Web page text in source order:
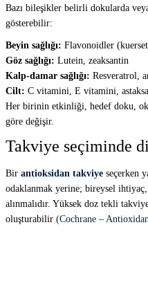
Bazı bileşikler belirli dokularda
gösterebilir:
Beyin sağlığı: Flavonoidler
Göz sağlığı: Lutein, zeaksantin
Kalp-damar sağlığı: Resveratrol,
Cilt: C vitamini, E vitamini,
Her birinin etkinliği, hedef doku,
göre değişir.
Takviye seçiminde
Bir antioksidan takviye seçerken
odaklanmak yerine; bireysel
alınmalıdır. Yüksek doz tekli
oluşturabilir (Cochrane –